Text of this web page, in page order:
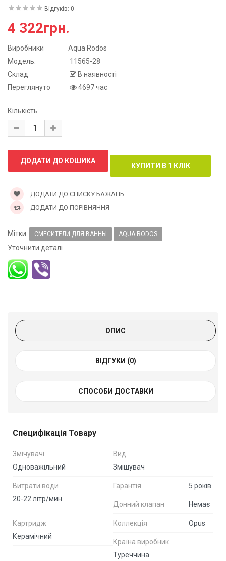
Відгуків: 0
4 322грн.
Виробники
Aqua Rodos
Модель:
11565-28
Склад
В наявності
Переглянуто
4697 час
Кількість
ДОДАТИ ДО СПИСКУ БАЖАНЬ
ДОДАТИ ДО ПОРІВНЯННЯ
Мітки: СМЕСИТЕЛИ ДЛЯ ВАННЫ AQUA RODOS
Уточнити деталі
ОПИС
ВІДГУКИ (0)
СПОСОБИ ДОСТАВКИ
Специфікація Товару
Змічувачі
Одноважільний
Вид
Змішувач
Витрати води
20-22 літр/мин
Гарантія 5 років
Донний клапан Немає
Картридж
Керамічний
Коллекція Opus
Країна виробник
Туреччина